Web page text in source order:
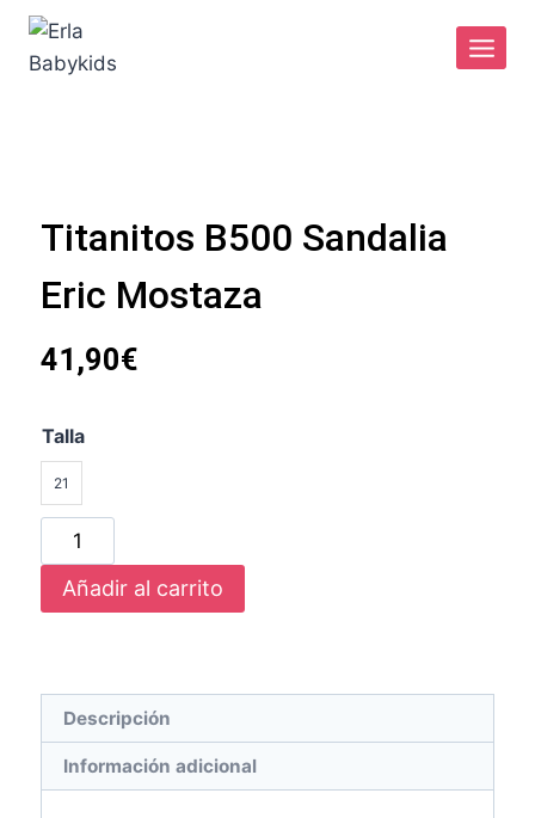
Saltar
contenido
Titanitos B500 Sandalia
Eric Mostaza
41,90€
Talla
21
Titanitos
B500
Sandalia
cantidad
Añadir al carrito
Descripción
Información adicional